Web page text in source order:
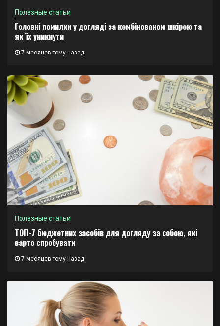
Полезные статьи
Головні помилки у догляді за комбінованою шкірою та
як їх уникнути
7 месяцев тому назад
Полезные статьи
ТОП-7 бюджетних засобів для догляду за собою, які
варто спробувати
7 месяцев тому назад